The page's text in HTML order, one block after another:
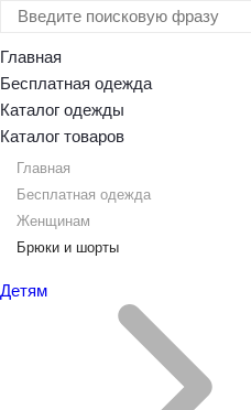
Главная
Бесплатная одежда
Каталог одежды
Каталог товаров
Главная
Бесплатная одежда
Женщинам
Брюки и шорты
Детям